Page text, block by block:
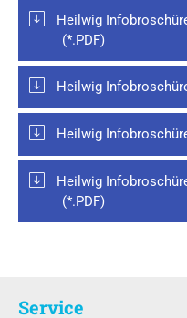
Heilwig
Heilwig
Heilwig
Heilwig
Service